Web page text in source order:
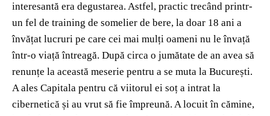
interesantă era degustarea. Astfel, practic trecând printr-
un fel de training de somelier de bere, la doar 18 ani a
învățat lucruri pe care cei mai mulți oameni nu le învață
într-o viață întreagă. După circa o jumătate de an avea să
renunțe la această meserie pentru a se muta la București.
A ales Capitala pentru că viitorul ei soț a intrat la
cibernetică și au vrut să fie împreună. A locuit în cămine,